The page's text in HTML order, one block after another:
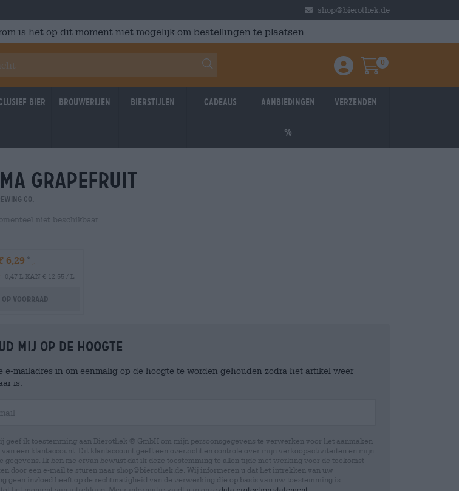
shop@bierothek.de
is het op dit moment niet mogelijk om bestellingen te plaatsen.
Einloggen / Anmelden
Warenkorb
0
Bier Brouwerijen Bierstijlen Cadeaus Aanbiedingen
%
Verzenden
Braufrisch
grapefruit
Co.
niet beschikbaar
6,29
0,47 L KAN € 12,55 / L
op voorraad
mij op de hoogte
e-mailadres in om eenmalig op de hoogte te worden gehouden zodra het artikel weer
is.
geef ik toestemming aan Bierothek ® GmbH om mijn persoonsgegevens te verwerken voor het aanmaken
van een klantaccount. Dit klantaccount geeft een overzicht en controle over mijn verkoopactiviteiten en mijn
gegevens. Ik ben me ervan bewust dat ik deze toestemming te allen tijde met werking voor de toekomst
door een e-mail te sturen naar shop@bierothek.de. Wij informeren u dat het intrekken van uw
geen invloed heeft op de rechtmatigheid van de verwerking die op basis van uw toestemming is
het moment van intrekking. Meer informatie vindt u in onze data protection statement